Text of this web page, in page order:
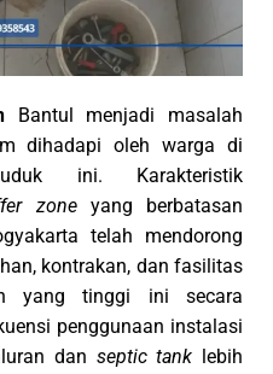
Bantul menjadi masalah
dihadapi oleh warga di
ini. Karakteristik
zoneyang berbatasan
telah mendorong
kontrakan, dan fasilitas
yang tinggi ini secara
penggunaan instalasi
dan septic tank lebih